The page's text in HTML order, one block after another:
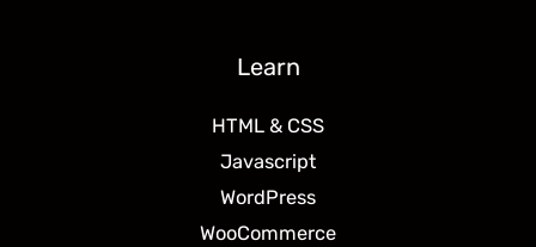
Learn
HTML & CSS
Javascript
WordPress
WooCommerce